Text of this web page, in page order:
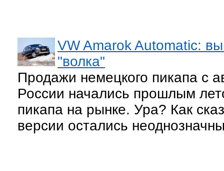
VW Amarok Automatic:
"волка"
Продажи немецкого пикапа с
России начались прошлым
пикапа на рынке. Ура? Как
версии остались